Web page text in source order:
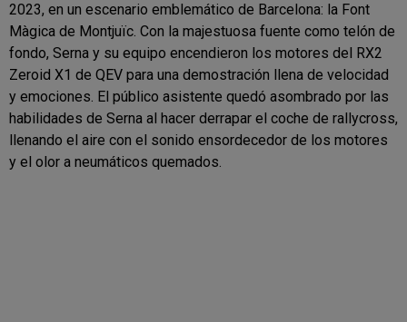
2023, en un escenario emblemático de Barcelona: la Font
Màgica de Montjuïc. Con la majestuosa fuente como telón de
fondo, Serna y su equipo encendieron los motores del RX2
Zeroid X1 de QEV para una demostración llena de velocidad
y emociones. El público asistente quedó asombrado por las
habilidades de Serna al hacer derrapar el coche de rallycross,
llenando el aire con el sonido ensordecedor de los motores
y el olor a neumáticos quemados.